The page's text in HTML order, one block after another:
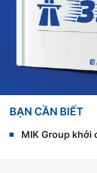
BẠN CẦN BIẾT
MIK Group khởi